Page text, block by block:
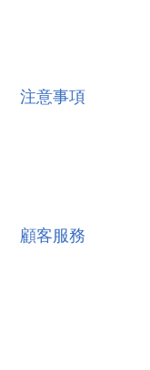
注意事項
顧客服務